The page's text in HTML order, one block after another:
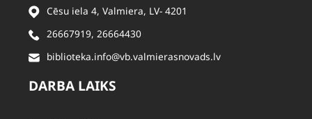
Cēsu iela 4, Valmiera, LV- 4201
26667919, 26664430
biblioteka.info@vb.valmierasnovads.lv
DARBA LAIKS